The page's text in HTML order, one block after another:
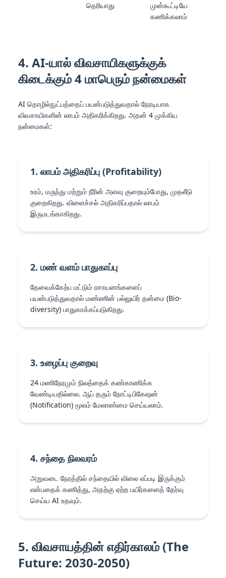
தெரியாது
முன்கூட்டியே
கணிக்கலாம்
4. AI-யால் விவசாயிகளுக்குக்
கிடைக்கும் 4 மாபெரும் நன்மைகள்
AI தொழில்நுட்பத்தைப் பயன்படுத்துவதால் நேரடியாக
விவசாயிகளின் லாபம் அதிகரிக்கிறது. அதன் 4 முக்கிய
நன்மைகள்:
1. லாபம் அதிகரிப்பு (Profitability)
உரம், மருந்து மற்றும் நீரின் அளவு குறையும்போது, முதலீடு
குறைகிறது. விளைச்சல் அதிகரிப்பதால் லாபம்
இருமடங்காகிறது.
2. மண் வளம் பாதுகாப்பு
தேவைக்கேற்ப மட்டும் ரசாயனங்களைப்
பயன்படுத்துவதால் மண்ணின் பல்லுயிர் தன்மை (Bio-
diversity) பாதுகாக்கப்படுகிறது.
3. உழைப்பு குறைவு
24 மணிநேரமும் நிலத்தைக் கண்காணிக்க
வேண்டியதில்லை. ஆப் தரும் நோட்டிபிகேஷன்
(Notification) மூலம் மேலாண்மை செய்யலாம்.
4. சந்தை நிலவரம்
அறுவடை நேரத்தில் சந்தையில் விலை எப்படி இருக்கும்
என்பதைக் கணித்து, அதற்கு ஏற்ற பயிர்களைத் தேர்வு
செய்ய AI உதவும்.
5. விவசாயத்தின் எதிர்காலம் (The
Future: 2030-2050)